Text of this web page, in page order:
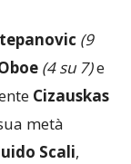
(9
(4 su 7)e
Cizauskas
metà
Scali,